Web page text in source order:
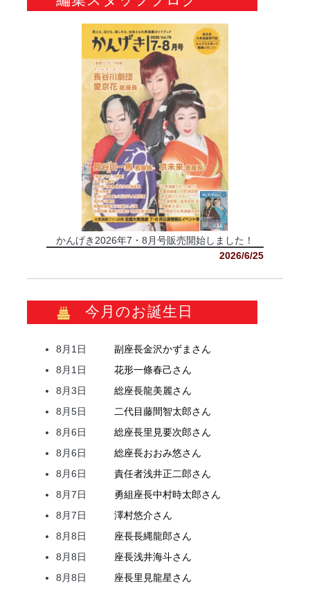
かんげき2026年7・8月号販売開始しました！
2026/6/25
今月のお誕生日
8月1日 副座長金沢かずま さん
8月1日
花形一條春己さん
8月3日
総座長龍美麗さん
8月5日
二代目藤間智太郎さん
8月6日
総座長里見要次郎さん
8月6日
総座長おおみ悠さん
8月6日
責任者浅井正二郎さん
8月7日
勇組座長中村時太郎さん
8月7日
澤村悠介さん
8月8日
座長長縄龍郎さん
8月8日
座長浅井海斗さん
8月8日
座長里見龍星さん